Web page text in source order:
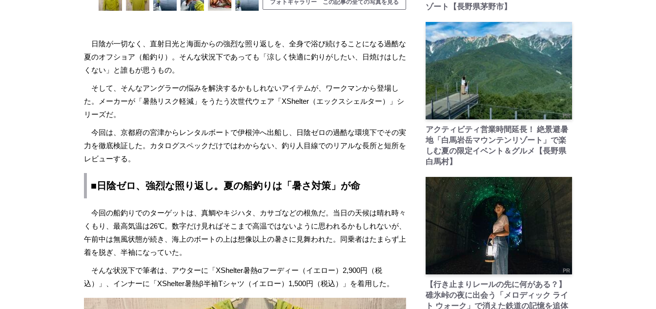
フォトギャラリー この記事の全ての写真を見る
日陰が一切なく、直射日光と海面からの強烈な照り返しを、全身で浴び続けることになる過酷な
夏のオフショア（船釣り）。そんな状況下であっても「涼しく快適に釣りがしたい、日焼けはした
くない」と誰もが思うもの。
そして、そんなアングラーの悩みを解決するかもしれないアイテムが、ワークマンから登場し
た。メーカーが「暑熱リスク軽減」をうたう次世代ウェア「XShelter（エックスシェルター）」シ
リーズだ。
今回は、京都府の宮津からレンタルボートで伊根沖へ出船し、日陰ゼロの過酷な環境下でその実
力を徹底検証した。カタログスペックだけではわからない、釣り人目線でのリアルな長所と短所を
レビューする。
■日陰ゼロ、強烈な照り返し。夏の船釣りは「暑さ対策」が命
今回の船釣りでのターゲットは、真鯛やキジハタ、カサゴなどの根魚だ。当日の天候は晴れ時々
くもり、最高気温は26℃。数字だけ見ればそこまで高温ではないように思われるかもしれないが、
午前中は無風状態が続き、海上のボートの上は想像以上の暑さに見舞われた。同乗者はたまらず上
着を脱ぎ、半袖になっていた。
そんな状況下で筆者は、アウターに「XShelter暑熱αフーディー（イエロー）2,900円（税
込）」、インナーに「XShelter暑熱β半袖Tシャツ（イエロー）1,500円（税込）」を着用した。
ゾート【長野県茅野市】
PR
アクティビティ営業時間延長！ 絶景避暑
地「白馬岩岳マウンテンリゾート」で楽
しむ夏の限定イベント＆グルメ【長野県
白馬村】
PR
【行き止まりレールの先に何がある？】
碓氷峠の夜に出会う「メロディック ライ
ト ウォーク」で消えた鉄道の記憶を追体